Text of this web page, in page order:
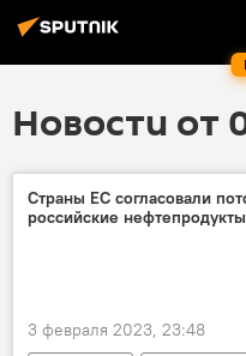
Новости от
Страны ЕС согласовали
российские нефтепродукты
3 февраля 2023, 23:48